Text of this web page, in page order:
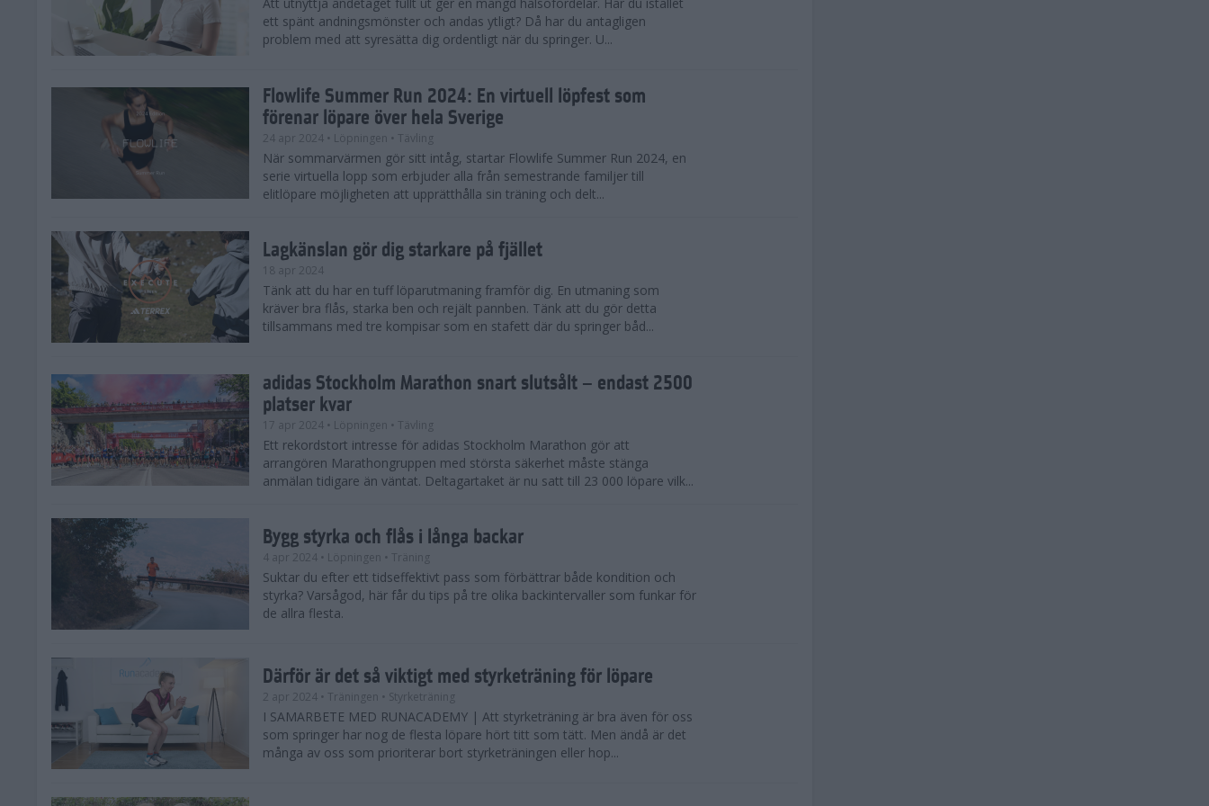
Att utnyttja andetaget fullt ut ger en mängd hälsofördelar. Har du istället
ett spänt andningsmönster och andas ytligt? Då har du antagligen
problem med att syresätta dig ordentligt när du springer. U...
Flowlife Summer Run 2024: En virtuell löpfest som
förenar löpare över hela Sverige
24 apr 2024 • Löpningen • Tävling
När sommarvärmen gör sitt intåg, startar Flowlife Summer Run 2024, en
serie virtuella lopp som erbjuder alla från semestrande familjer till
elitlöpare möjligheten att upprätthålla sin träning och delt...
Lagkänslan gör dig starkare på fjället
18 apr 2024
Tänk att du har en tuff löparutmaning framför dig. En utmaning som
kräver bra flås, starka ben och rejält pannben. Tänk att du gör detta
tillsammans med tre kompisar som en stafett där du springer båd...
adidas Stockholm Marathon snart slutsålt – endast 2500
platser kvar
17 apr 2024 • Löpningen • Tävling
Ett rekordstort intresse för adidas Stockholm Marathon gör att
arrangören Marathongruppen med största säkerhet måste stänga
anmälan tidigare än väntat. Deltagartaket är nu satt till 23 000 löpare vilk...
Bygg styrka och flås i långa backar
4 apr 2024 • Löpningen • Träning
Suktar du efter ett tidseffektivt pass som förbättrar både kondition och
styrka? Varsågod, här får du tips på tre olika backintervaller som funkar för
de allra flesta.
Därför är det så viktigt med styrketräning för löpare
2 apr 2024 • Träningen • Styrketräning
I SAMARBETE MED RUNACADEMY | Att styrketräning är bra även för oss
som springer har nog de flesta löpare hört titt som tätt. Men ändå är det
många av oss som prioriterar bort styrketräningen eller hop...